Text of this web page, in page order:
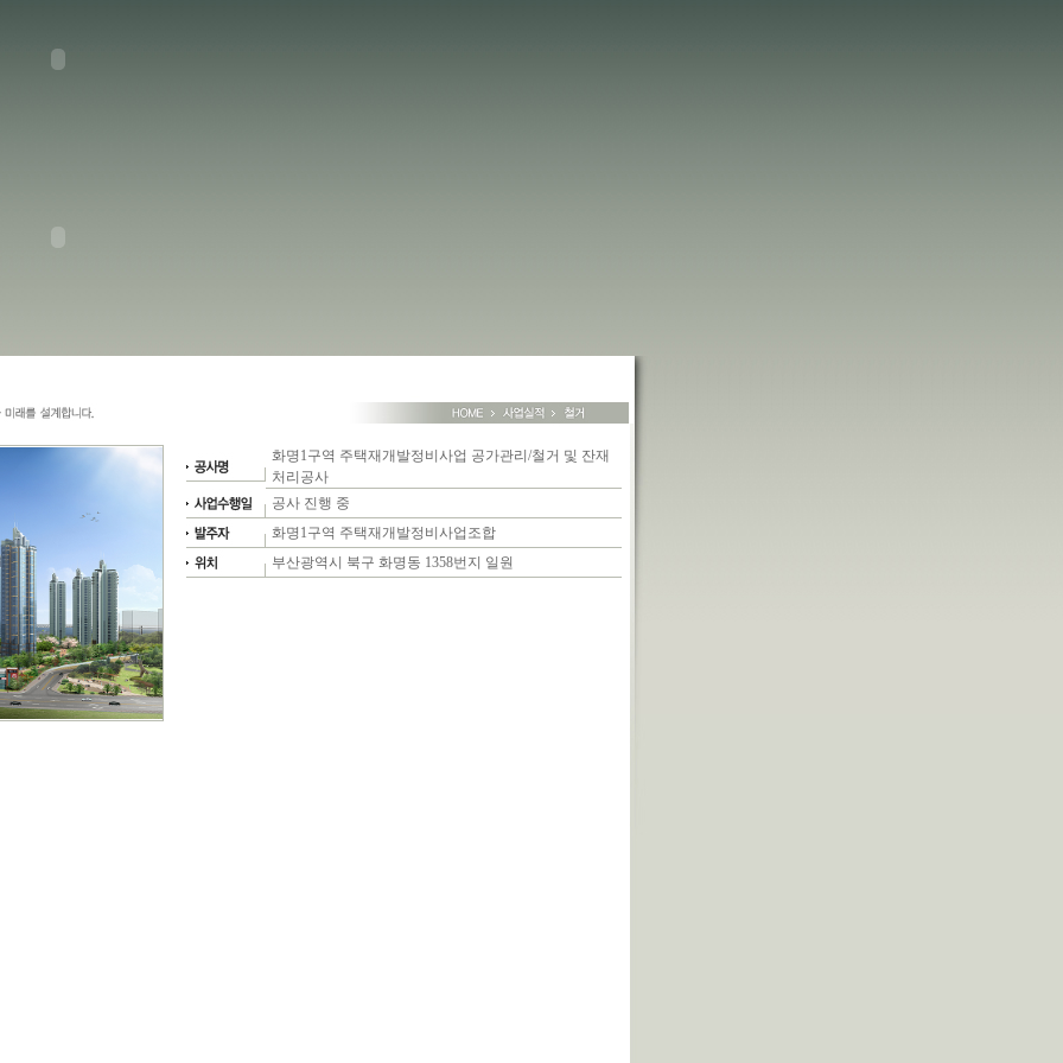
화명1구역 주택재개발정비사업 공가관리/철거 및 잔재
처리공사
공사 진행 중
화명1구역 주택재개발정비사업조합
부산광역시 북구 화명동 1358번지 일원